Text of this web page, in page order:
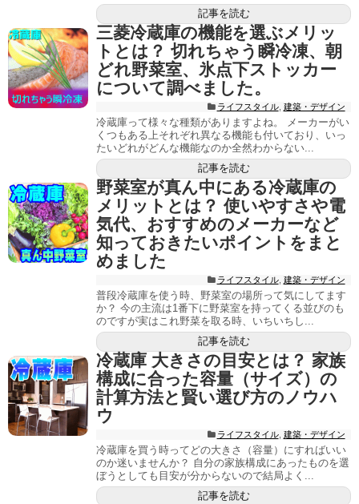
記事を読む
三菱冷蔵庫の機能を選ぶメリッ
トとは？ 切れちゃう瞬冷凍、朝
どれ野菜室、氷点下ストッカー
について調べました。
ライフスタイル, 建築・デザイン
冷蔵庫って様々な種類がありますよね。 メーカーがい
くつもある上それぞれ異なる機能も付いており、いっ
たいどれがどんな機能なのか全然わからない...
記事を読む
野菜室が真ん中にある冷蔵庫の
メリットとは？ 使いやすさや電
気代、おすすめのメーカーなど
知っておきたいポイントをまと
めました
ライフスタイル, 建築・デザイン
普段冷蔵庫を使う時、野菜室の場所って気にしてます
か？ 今の主流は1番下に野菜室を持ってくる並びのも
のですが実はこれ野菜を取る時、いちいちし...
記事を読む
冷蔵庫 大きさの目安とは？ 家族
構成に合った容量（サイズ）の
計算方法と賢い選び方のノウハ
ウ
ライフスタイル, 建築・デザイン
冷蔵庫を買う時ってどの大きさ（容量）にすればいい
のか迷いませんか？ 自分の家族構成にあったものを選
ぼうとしても目安が分からないので結局よく...
記事を読む